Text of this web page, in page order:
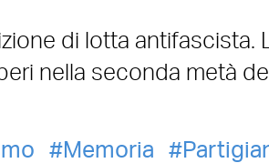
di lotta antifascista.
nella seconda metà del
Memoria